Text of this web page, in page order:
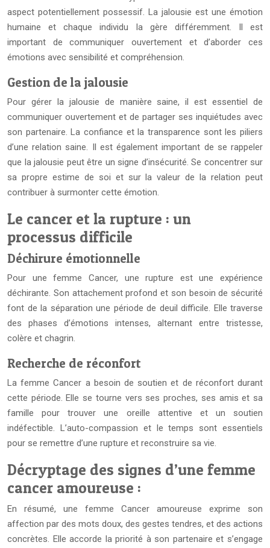
aspect potentiellement possessif. La jalousie est une émotion
humaine et chaque individu la gère différemment. Il est
important de communiquer ouvertement et d’aborder ces
émotions avec sensibilité et compréhension.
Gestion de la jalousie
Pour gérer la jalousie de manière saine, il est essentiel de
communiquer ouvertement et de partager ses inquiétudes avec
son partenaire. La confiance et la transparence sont les piliers
d’une relation saine. Il est également important de se rappeler
que la jalousie peut être un signe d’insécurité. Se concentrer sur
sa propre estime de soi et sur la valeur de la relation peut
contribuer à surmonter cette émotion.
Le cancer et la rupture : un
processus difficile
Déchirure émotionnelle
Pour une femme Cancer, une rupture est une expérience
déchirante. Son attachement profond et son besoin de sécurité
font de la séparation une période de deuil difficile. Elle traverse
des phases d’émotions intenses, alternant entre tristesse,
colère et chagrin.
Recherche de réconfort
La femme Cancer a besoin de soutien et de réconfort durant
cette période. Elle se tourne vers ses proches, ses amis et sa
famille pour trouver une oreille attentive et un soutien
indéfectible. L’auto-compassion et le temps sont essentiels
pour se remettre d’une rupture et reconstruire sa vie.
Décryptage des signes d’une femme
cancer amoureuse :
En résumé, une femme Cancer amoureuse exprime son
affection par des mots doux, des gestes tendres, et des actions
concrètes. Elle accorde la priorité à son partenaire et s’engage